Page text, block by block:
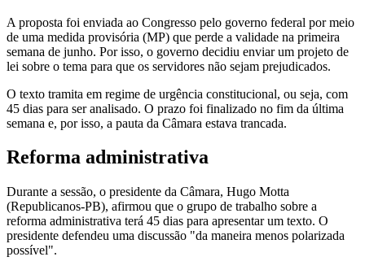
A proposta foi enviada ao Congresso pelo governo federal por meio
de uma medida provisória (MP) que perde a validade na primeira
semana de junho. Por isso, o governo decidiu enviar um projeto de
lei sobre o tema para que os servidores não sejam prejudicados.
O texto tramita em regime de urgência constitucional, ou seja, com
45 dias para ser analisado. O prazo foi finalizado no fim da última
semana e, por isso, a pauta da Câmara estava trancada.
Reforma administrativa
Durante a sessão, o presidente da Câmara, Hugo Motta
(Republicanos-PB), afirmou que o grupo de trabalho sobre a
reforma administrativa terá 45 dias para apresentar um texto. O
presidente defendeu uma discussão "da maneira menos polarizada
possível".